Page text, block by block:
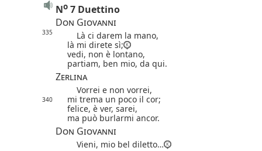
No 7 Duettino
Don Giovanni
335
Là ci darem la mano,
là mi direte sì;
vedi, non è lontano,
partiam, ben mio, da qui.
Zerlina
Vorrei e non vorrei,
340
mi trema un poco il cor;
felice, è ver, sarei,
ma può burlarmi ancor.
Don Giovanni
Vieni, mio bel diletto…